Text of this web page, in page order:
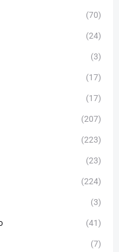
(70)
(24)
(3)
(17)
(17)
(207)
(223)
(23)
(224)
(3)
(41)
(7)